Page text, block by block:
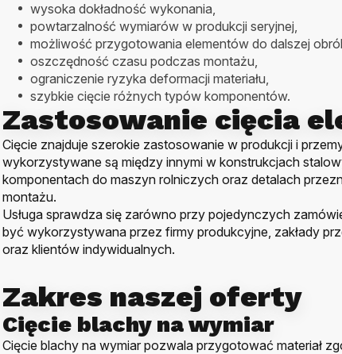
wysoka dokładność wykonania,
powtarzalność wymiarów w produkcji seryjnej,
możliwość przygotowania elementów do dalszej
oszczędność czasu podczas montażu,
ograniczenie ryzyka deformacji materiału,
szybkie cięcie różnych typów komponentów.
Zastosowanie cięcia
Cięcie znajduje szerokie zastosowanie w produkcji i
wykorzystywane są między innymi w konstrukcjach
komponentach do maszyn rolniczych oraz detalach
montażu.
Usługa sprawdza się zarówno przy pojedynczych
być wykorzystywana przez firmy produkcyjne, zakłady
oraz klientów indywidualnych.
Zakres naszej oferty
Cięcie blachy na wymiar
Cięcie blachy na wymiar pozwala przygotować materiał